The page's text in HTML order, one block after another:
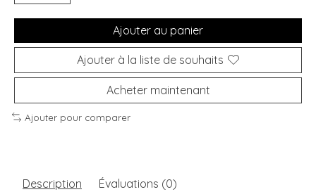
Ajouter au panier
Ajouter à la liste de souhaits
Acheter maintenant
Ajouter pour comparer
Description Évaluations (0)